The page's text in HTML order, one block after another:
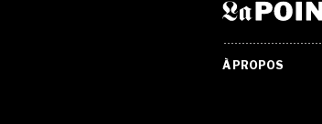
À PROPOS